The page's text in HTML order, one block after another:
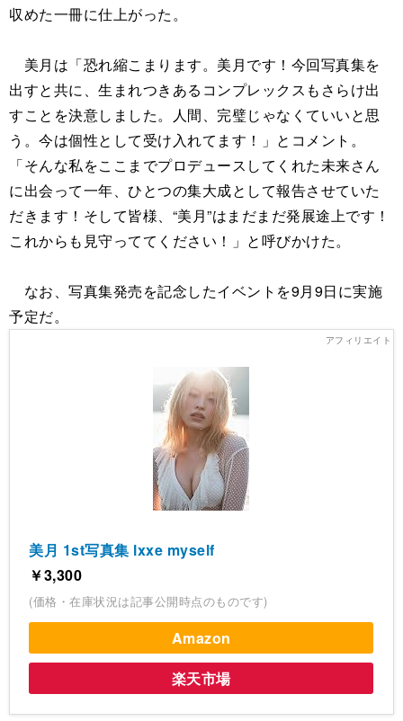
収めた一冊に仕上がった。
美月は「恐れ縮こまります。美月です！今回写真集を
出すと共に、生まれつきあるコンプレックスもさらけ出
すことを決意しました。人間、完璧じゃなくていいと思
う。今は個性として受け入れてます！」とコメント。
「そんな私をここまでプロデュースしてくれた未来さん
に出会って一年、ひとつの集大成として報告させていた
だきます！そして皆様、“美月”はまだまだ発展途上です！
これからも見守っててください！」と呼びかけた。
なお、写真集発売を記念したイベントを9月9日に実施
予定だ。
美月 1st写真集 lxxe myself
￥3,300
(価格・在庫状況は記事公開時点のものです)
Amazon
楽天市場